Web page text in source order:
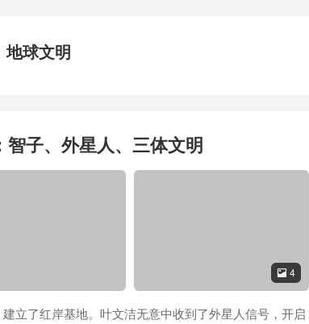
地球文明
智子、外星人、三体文明
 4
立了红岸基地。叶文洁无意中收到了外星人信号，开启